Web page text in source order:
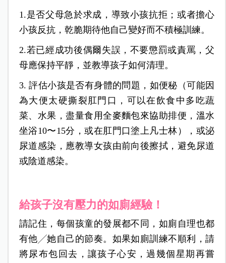
1.是否父母急於求成，導致小孩抗拒；或者擔心
小孩反抗，乾脆期待他自己變好而不積極訓練。
2.若已經成功後偶爾失誤，不要懲罰或責罵，父
母應保持平靜，並教導孩子如何清理。
3. 評估小孩是否有身體的問題，如便秘（可能因
為大便太硬撕裂肛門口，可以在飲食中多吃蔬
菜、水果，盡量食用全麥麵包來協助排便，溫水
坐浴10〜15分，或在肛門口塗上凡士林），或泌
尿道感染，應教導女孩由前向後擦拭，避免尿道
或陰道感染。
給孩子沒有壓力的如廁經驗！
請記住，每個孩童的發展都不同，如廁自理也都
有他╱她自己的節奏。如果如廁訓練不順利，請
將尿布包回去，讓孩子心安，過幾個星期再嘗